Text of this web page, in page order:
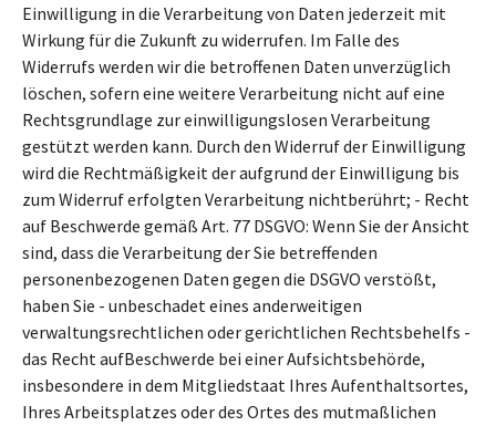
Einwilligung in die Verarbeitung von Daten jederzeit mit
Wirkung für die Zukunft zu widerrufen. Im Falle des
Widerrufs werden wir die betroffenen Daten unverzüglich
löschen, sofern eine weitere Verarbeitung nicht auf eine
Rechtsgrundlage zur einwilligungslosen Verarbeitung
gestützt werden kann. Durch den Widerruf der Einwilligung
wird die Rechtmäßigkeit der aufgrund der Einwilligung bis
zum Widerruf erfolgten Verarbeitung nichtberührt; - Recht
auf Beschwerde gemäß Art. 77 DSGVO: Wenn Sie der Ansicht
sind, dass die Verarbeitung der Sie betreffenden
personenbezogenen Daten gegen die DSGVO verstößt,
haben Sie - unbeschadet eines anderweitigen
verwaltungsrechtlichen oder gerichtlichen Rechtsbehelfs -
das Recht aufBeschwerde bei einer Aufsichtsbehörde,
insbesondere in dem Mitgliedstaat Ihres Aufenthaltsortes,
Ihres Arbeitsplatzes oder des Ortes des mutmaßlichen